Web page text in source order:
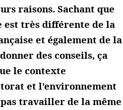
raisons. Sachant que
est très différente de la
et également de la
des conseils, ça
le contexte
et l’environnement
travailler de la même